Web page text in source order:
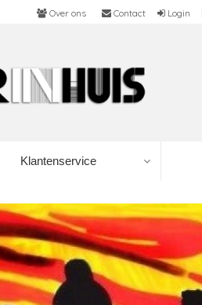
Over ons Contact Login
Klantenservice